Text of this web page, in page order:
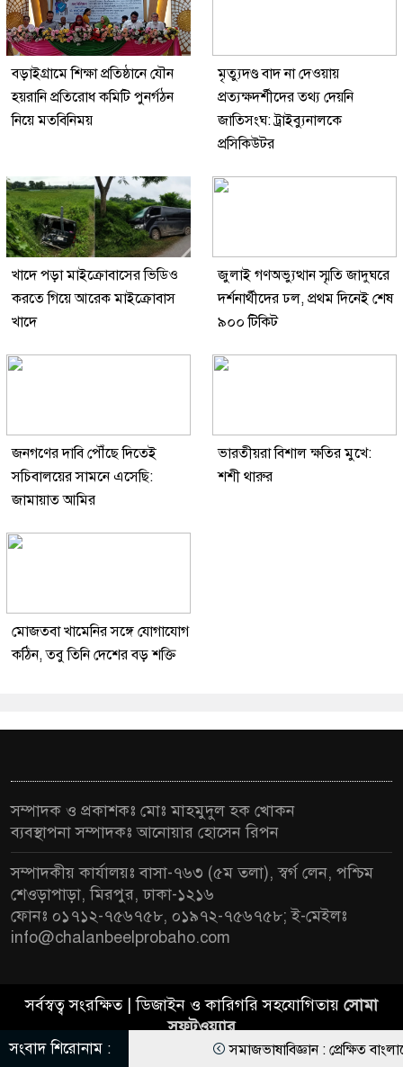
বড়াইগ্রামে শিক্ষা প্রতিষ্ঠানে যৌন
হয়রানি প্রতিরোধ কমিটি পুনর্গঠন
নিয়ে মতবিনিময়
মৃত্যুদণ্ড বাদ না দেওয়ায়
প্রত্যক্ষদর্শীদের তথ্য দেয়নি
জাতিসংঘ: ট্রাইব্যুনালকে
প্রসিকিউটর
খাদে পড়া মাইক্রোবাসের ভিডিও
করতে গিয়ে আরেক মাইক্রোবাস
খাদে
জুলাই গণঅভ্যুত্থান স্মৃতি জাদুঘরে
দর্শনার্থীদের ঢল, প্রথম দিনেই শেষ
৯০০ টিকিট
জনগণের দাবি পৌঁছে দিতেই
সচিবালয়ের সামনে এসেছি:
জামায়াত আমির
ভারতীয়রা বিশাল ক্ষতির মুখে:
শশী থারুর
মোজতবা খামেনির সঙ্গে যোগাযোগ
কঠিন, তবু তিনি দেশের বড় শক্তি
সম্পাদক ও প্রকাশকঃ মোঃ মাহমুদুল হক খোকন
ব্যবস্থাপনা সম্পাদকঃ আনোয়ার হোসেন রিপন
সম্পাদকীয় কার্যালয়ঃ বাসা-৭৬৩ (৫ম তলা), স্বর্গ লেন, পশ্চিম
শেওড়াপাড়া, মিরপুর, ঢাকা-১২১৬
ফোনঃ ০১৭১২-৭৫৬৭৫৮, ০১৯৭২-৭৫৬৭৫৮; ই-মেইলঃ
info@chalanbeelprobaho.com
সর্বস্বত্ব সংরক্ষিত | ডিজাইন ও কারিগরি সহযোগিতায় সোমা
সফটওয়্যার
সংবাদ শিরোনাম : সমাজভাষাবিজ্ঞান : প্রেক্ষিত বাংলাদেশ